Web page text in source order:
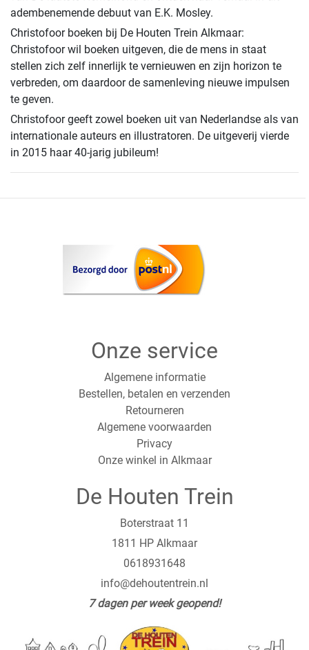
adembenemende debuut van E.K. Mosley.
Christofoor boeken bij De Houten Trein Alkmaar:
Christofoor wil boeken uitgeven, die de mens in staat
stellen zich zelf innerlijk te vernieuwen en zijn horizon te
verbreden, om daardoor de samenleving nieuwe impulsen
te geven.
Christofoor geeft zowel boeken uit van Nederlandse als van
internationale auteurs en illustratoren. De uitgeverij vierde
in 2015 haar 40-jarig jubileum!
Onze service
Algemene informatie
Bestellen, betalen en verzenden
Retourneren
Algemene voorwaarden
Privacy
Onze winkel in Alkmaar
De Houten Trein
Boterstraat 11
1811 HP Alkmaar
0618931648
info@dehoutentrein.nl
7 dagen per week geopend!